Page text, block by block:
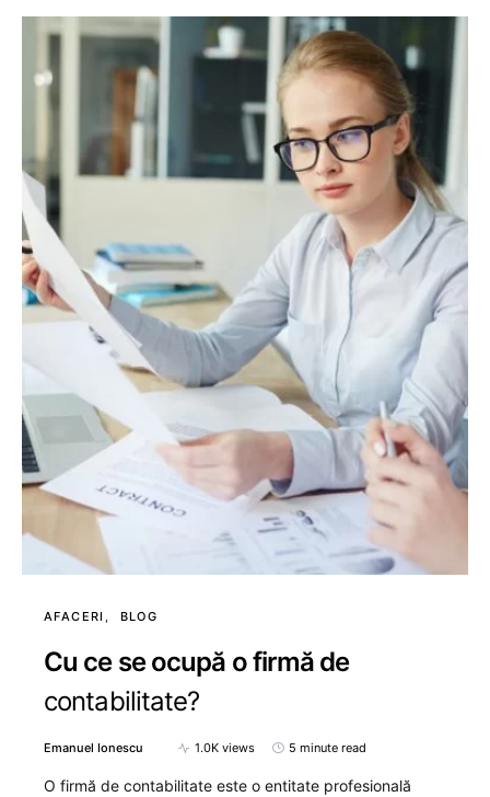
AFACERI BLOG
Cu ce se ocupă o firmă de
contabilitate?
Emanuel Ionescu 1.0K views 5 minute read
O firmă de contabilitate este o entitate profesională